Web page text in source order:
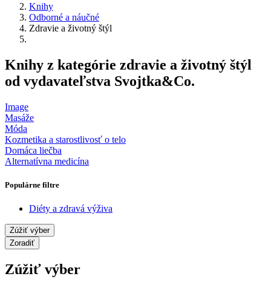
Knihy
Odborné a náučné
Zdravie a životný štýl
Knihy z kategórie zdravie a životný štýl
od vydavateľstva Svojtka&Co.
Image
Masáže
Móda
Kozmetika a starostlivosť o telo
Domáca liečba
Alternatívna medicína
Populárne filtre
Diéty a zdravá výživa
Zúžiť výber
Zoradiť
Zúžiť výber